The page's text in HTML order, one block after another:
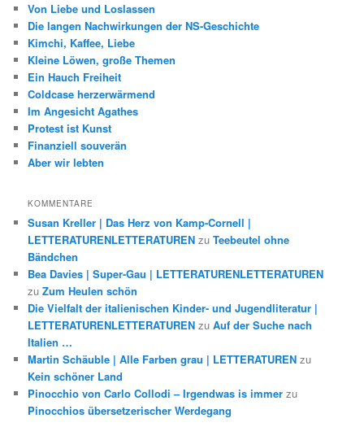
Von Liebe und Loslassen
Die langen Nachwirkungen der NS-Geschichte
Kimchi, Kaffee, Liebe
Kleine Löwen, große Themen
Ein Hauch Freiheit
Coldcase herzerwärmend
Im Angesicht Agathes
Protest ist Kunst
Finanziell souverän
Aber wir lebten
KOMMENTARE
Susan Kreller | Das Herz von Kamp-Cornell |
LETTERATURENLETTERATUREN zuTeebeutel ohne
Bändchen
Bea Davies | Super-Gau | LETTERATURENLETTERATUREN
zuZum Heulen schön
Die Vielfalt der italienischen Kinder- und Jugendliteratur |
LETTERATURENLETTERATUREN zuAuf der Suche nach
Italien …
Martin Schäuble | Alle Farben grau | LETTERATUREN zu
Kein schöner Land
Pinocchio von Carlo Collodi – Irgendwas is immer zu
Pinocchios übersetzerischer Werdegang